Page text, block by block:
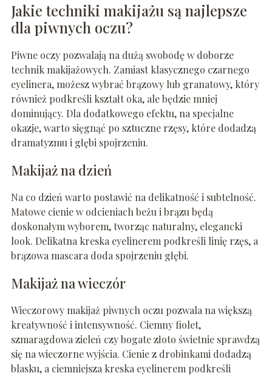
Jakie techniki makijażu są najlepsze
dla piwnych oczu?
Piwne oczy pozwalają na dużą swobodę w doborze
technik makijażowych. Zamiast klasycznego czarnego
eyelinera, możesz wybrać brązowy lub granatowy, który
również podkreśli kształt oka, ale będzie mniej
dominujący. Dla dodatkowego efektu, na specjalne
okazje, warto sięgnąć po sztuczne rzęsy, które dodadzą
dramatyzmu i głębi spojrzeniu.
Makijaż na dzień
Na co dzień warto postawić na delikatność i subtelność.
Matowe cienie w odcieniach beżu i brązu będą
doskonałym wyborem, tworząc naturalny, elegancki
look. Delikatna kreska eyelinerem podkreśli linię rzęs, a
brązowa mascara doda spojrzeniu głębi.
Makijaż na wieczór
Wieczorowy makijaż piwnych oczu pozwala na większą
kreatywność i intensywność. Ciemny fiolet,
szmaragdowa zieleń czy bogate złoto świetnie sprawdzą
się na wieczorne wyjścia. Cienie z drobinkami dodadzą
blasku, a ciemniejsza kreska eyelinerem podkreśli